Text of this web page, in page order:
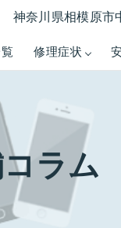
修理症状
神奈川県相模原市
ラム